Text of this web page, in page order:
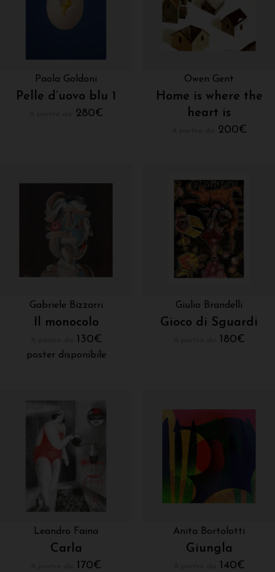
Paola Goldoni
Pelle d’uovo blu 1
280€
Owen Gent
Home is where the
heart is
200€
Gabriele Bizzarri
Il monocolo
130€
poster disponibile
Giulio Brandelli
Gioco di Sguardi
180€
Leandro Faina
Carla
170€
Anita Bortolotti
Giungla
140€